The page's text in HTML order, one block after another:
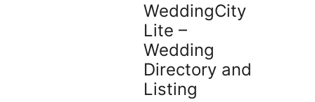
WeddingCity
Lite –
Wedding
Directory and
Listing